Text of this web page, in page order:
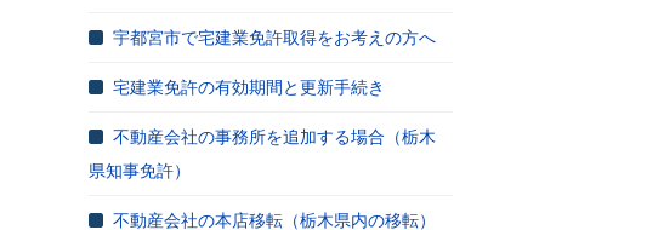
宇都宮市で宅建業免許取得をお考えの方へ
宅建業免許の有効期間と更新手続き
不動産会社の事務所を追加する場合（栃木
県知事免許）
不動産会社の本店移転（栃木県内の移転）